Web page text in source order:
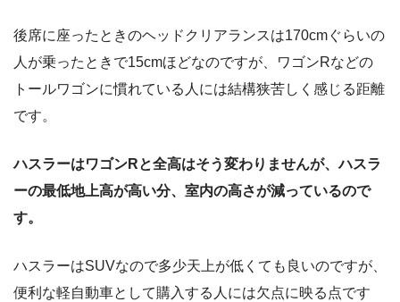
後席に座ったときのヘッドクリアランスは170cmぐらいの
人が乗ったときで15cmほどなのですが、ワゴンRなどの
トールワゴンに慣れている人には結構狭苦しく感じる距離
です。
ハスラーはワゴンRと全高はそう変わりませんが、ハスラ
ーの最低地上高が高い分、室内の高さが減っているので
す。
ハスラーはSUVなので多少天上が低くても良いのですが、
便利な軽自動車として購入する人には欠点に映る点です